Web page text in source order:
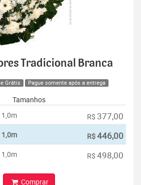
Tradicional Branca
Grátis Pague somente após a entrega
Tamanhos
1,0m
R$ 377,00
1,0m R$446,00
1,0m R$ 498,00
Comprar